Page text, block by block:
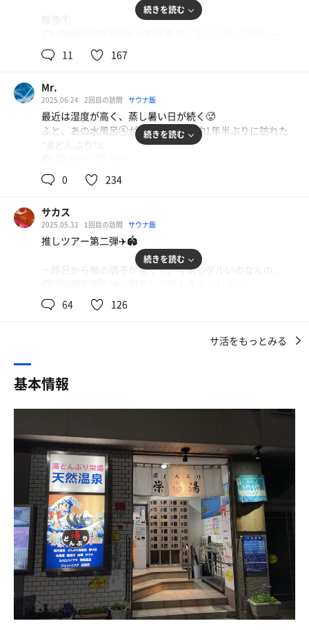
報告①
で、景品交換施設の一つ湯どんぶりにて台東銭湯ミニトー
トバッグを無事GET💮
バッグの素材はSDGsなジュート麻だ🌟
W🔥の熱いサウナも、キンキンの美泡水風呂🧼もいつも通
り素晴らしく、スタッフさんもとてもフレンドリー🗣️👥🌟
回れて、数々の思い出多い台東区の銭湯全20軒を回り切り
👀(Ｘで報告)
報告②
ファンコミュニティ"湯どんぶりの待合室"ポイント制ラン
ク認定サウナー以上限定の、通常営業時間前貸切入浴｢ご
この日は男女入替えで、見学したことはあったけど初入浴
状態の露天エリア撮影許可が🤳🉑女湯にしかない電気水風
は1分ごとにボタンを押すが、とにかく常温水なのでいつ
までも入っていられそう💧
女湯サ室はこちらもWストーブ、やはりｉｋｉの威力で相
当熱い🔥🪨
露天エリアは、アディロンが5脚(しかも赤い)と男湯より一
つ多く、男湯にもあるナノファインバブル風呂までのスペ
ースに、浴室用腰掛けの足置きが置けること🦵
男湯にはそんなスペースはなくて、せいぜい美泡水風呂の
縁に足を乗せるだけね🦶🏻つまり男湯より女湯の方が露天
が広いのだ👀
続きを読む
11 167
Mr.
2025.06.24 2回目の訪問 サウナ飯
最近は湿度が高く、蒸し暑い日が続く🥵
ふと、あの水風呂🚰が恋しくなり、約1年半ぶりに訪れた
"湯どんぶり"♨️
散歩がてら三ノ輪から歩いて向かい、改栄湯ゆっぽくんの
煙突を横目に通り過ぎる🚶
背に湯どんぶりの看板が目に入る
初めて水風呂に浸かったあの瞬間の感覚は、今でも鮮やか
に記憶に残っている🫧
他にも数々の著名人の方の色紙がずらりと壁一面を覆う✨
2杯目の湯どんぶりのサウナを目指して、そそくさと脱衣
く少し空いてる✨
清掃の行き届いたピカピカのカランから出る軟水の天然温
泉で身体を洗い、ミクロバイブラ → じっこう湯でしっか
⬜︎サウナ
露天風呂へ向かう間にあるサ室、そしてベンチや棚、サウ
ナハットを挟むクリップも湯どんぶりらしくて愛着が湧く
😊
珍しい円形のサウナマットを持ってサ室に入ると、遠赤と
ストーンのW熱源の心地よい湿度と熱がふわっと身体を包
む
サ室は2名のみと空いていて、吸い込まれるように3段目に
着座する
テレビの音に耳を傾けながら2,3分後、プシュ〜とロウリ
ュが10秒噴射し、パンカールーバーが1分半くらい攪拌し
てくれる👀
続きを読む
0 234
サカス
2025.05.31 1回目の訪問 サウナ飯
推しツアー第二弾✈️🏟️
一昨日から喉の調子が悪くて、今朝もダルいのなんの...
ヤバいヤバい💦💦
ハリネズミの隠れ家🦔さん
お店の方もとってもフレンドリーな方でいっぱいお話しま
した☺️
図々しくも、オススメサウナお伺いして行ってみる事に🙌
電車で一駅、浅草に移動🚃
ちょっと昼飲みしたい気分🍺
食べログみたら、鰻が🤤
精つけなきゃねぇ💪
コチラ塩ひつまぶしが名物らしいのですが、1人で食べ切
れる自信がなく
串焼き５種盛りと合鴨と千住ネギのタレ焼きをオーダー👍
昼から日本酒🍶のみたかったけど、この後のサウナを楽し
続きを読む
64 126
サ活をもっとみる
基本情報